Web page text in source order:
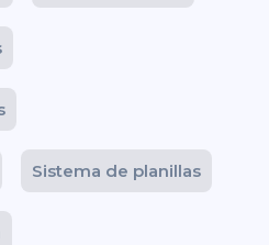
Sistema de planillas